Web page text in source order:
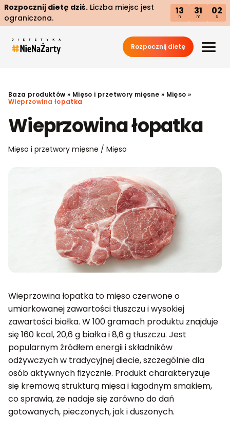
Rozpocznij dietę dziś. Liczba miejsc jest
ograniczona.
13
h
31
m
01
s
Rozpocznij dietę
Baza produktów » Mięso i przetwory mięsne » Mięso »
Wieprzowina łopatka
Wieprzowina łopatka
Mięso i przetwory mięsne / Mięso
Wieprzowina łopatka to mięso czerwone o
umiarkowanej zawartości tłuszczu i wysokiej
zawartości białka. W 100 gramach produktu znajduje
się 160 kcal, 20,6 g białka i 8,6 g tłuszczu. Jest
popularnym źródłem energii i składników
odżywczych w tradycyjnej diecie, szczególnie dla
osób aktywnych fizycznie. Produkt charakteryzuje
się kremową strukturą mięsa i łagodnym smakiem,
co sprawia, że nadaje się zarówno do dań
gotowanych, pieczonych, jak i duszonych.